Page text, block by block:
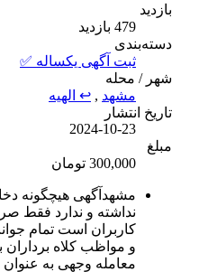
بازدید
479 بازدید
دسته‌بندی
ثبت آگهی یکساله ✅
شهر / محله
مشهد , ↩ الهیه
تاریخ انتشار
2024-10-23
مبلغ
300,000 تومان
مشهدآگهی هیچگونه
نداشته و ندارد فقط
کاربران است تمام
و مواظب کلاه برداران
معامله وجهی به عنوان